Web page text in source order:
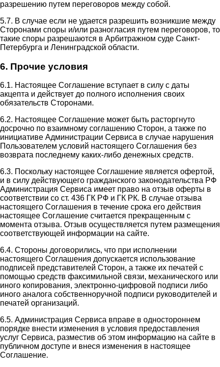
разрешению путем переговоров между собой.
5.7. В случае если не удается разрешить возникшие между
Сторонами споры и/или разногласия путем переговоров, то
такие споры разрешаются в Арбитражном суде Санкт-
Петербурга и Ленинградской области.
6. Прочие условия
6.1. Настоящее Соглашение вступает в силу с даты
акцепта и действует до полного исполнения своих
обязательств Сторонами.
6.2. Настоящее Соглашение может быть расторгнуто
досрочно по взаимному соглашению Сторон, а также по
инициативе Администрации Сервиса в случае нарушения
Пользователем условий настоящего Соглашения без
возврата последнему каких-либо денежных средств.
6.3. Поскольку настоящее Соглашение является офертой,
и в силу действующего гражданского законодательства РФ
Администрация Сервиса имеет право на отзыв оферты в
соответствии со ст. 436 ГК РФ и ГК РК. В случае отзыва
настоящего Соглашения в течение срока его действия
настоящее Соглашение считается прекращенным с
момента отзыва. Отзыв осуществляется путем размещения
соответствующей информации на сайте.
6.4. Стороны договорились, что при исполнении
настоящего Соглашения допускается использование
подписей представителей Сторон, а также их печатей с
помощью средств факсимильной связи, механического или
иного копирования, электронно-цифровой подписи либо
иного аналога собственноручной подписи руководителей и
печатей организаций.
6.5. Администрация Сервиса вправе в одностороннем
порядке внести изменения в условия предоставления
услуг Сервиса, разместив об этом информацию на сайте в
публичном доступе и внеся изменения в настоящее
Соглашение.